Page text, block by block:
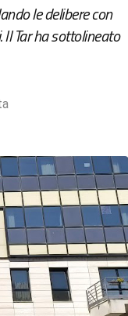
le delibere con
Tar ha sottolineato